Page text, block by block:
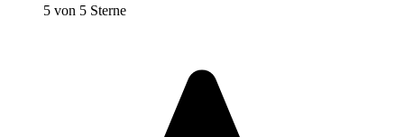
5 von 5 Sterne